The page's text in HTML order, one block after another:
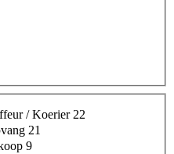
/ Koerier22
21
9